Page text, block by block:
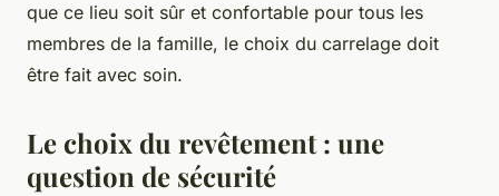
que ce lieu soit sûr et confortable pour tous les
membres de la famille, le choix du carrelage doit
être fait avec soin.
Le choix du revêtement : une
question de sécurité